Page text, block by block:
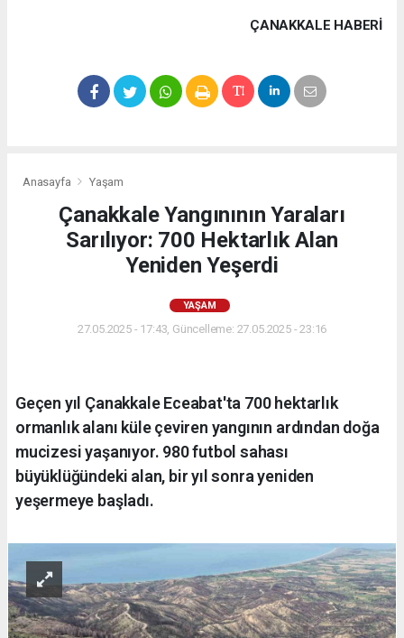
ÇANAKKALE HABERİ
Anasayfa Yaşam
Çanakkale Yangınının Yaraları
Sarılıyor: 700 Hektarlık Alan
Yeniden Yeşerdi
YAŞAM
27.05.2025 - 17:43, Güncelleme: 27.05.2025 - 23:16
Geçen yıl Çanakkale Eceabat'ta 700 hektarlık
ormanlık alanı küle çeviren yangının ardından doğa
mucizesi yaşanıyor. 980 futbol sahası
büyüklüğündeki alan, bir yıl sonra yeniden
yeşermeye başladı.